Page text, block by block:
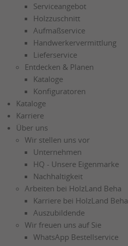
Serviceangebot
Holzzuschnitt
Aufmaßservice
Handwerkervermittlung
Lieferservice
Entdecken & Planen
Kataloge
Konfiguratoren
Kataloge
Karriere
Über uns
Wir stellen uns vor
Unternehmen
HQ - Unsere Eigenmarke
Nachhaltigkeit
Arbeiten bei HolzLand Beha
Karriere bei HolzLand Beha
Auszubildende
Wir freuen uns auf Sie
WhatsApp Bestellservice